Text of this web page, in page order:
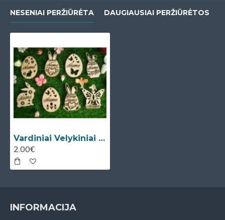
NESENIAI PERŽIŪRĖTA DAUGIAUSIAI PERŽIŪRĖTOS
Vardiniai Velykiniai žaisliukai
2.00€
INFORMACIJA